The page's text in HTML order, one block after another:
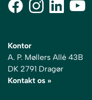
Kontor
A. P. Møllers Allé 43B
DK 2791 Dragør
Kontakt os »